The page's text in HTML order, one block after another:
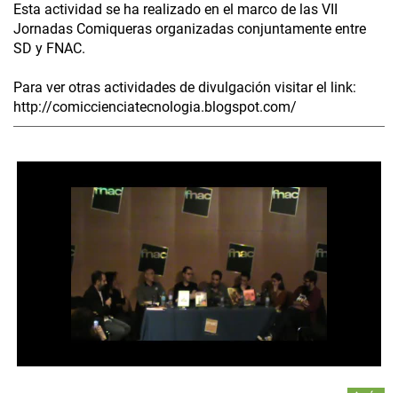
Esta actividad se ha realizado en el marco de las VII
Jornadas Comiqueras organizadas conjuntamente entre
SD y FNAC.
Para ver otras actividades de divulgación visitar el link:
http://comiccienciatecnologia.blogspot.com/